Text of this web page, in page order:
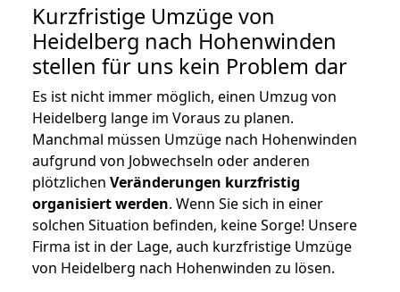
Kurzfristige Umzüge von
Heidelberg nach Hohenwinden
stellen für uns kein Problem dar
Es ist nicht immer möglich, einen Umzug von
Heidelberg lange im Voraus zu planen.
Manchmal müssen Umzüge nach Hohenwinden
aufgrund von Jobwechseln oder anderen
plötzlichen Veränderungen kurzfristig
organisiert werden. Wenn Sie sich in einer
solchen Situation befinden, keine Sorge! Unsere
Firma ist in der Lage, auch kurzfristige Umzüge
von Heidelberg nach Hohenwinden zu lösen.